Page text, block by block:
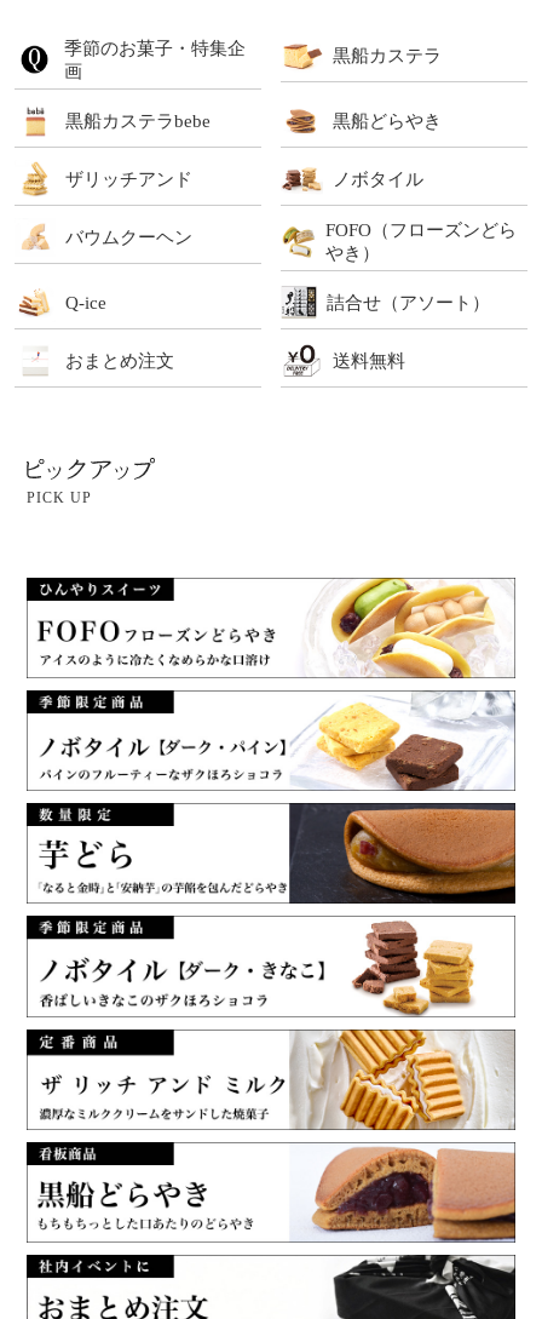
季節のお菓子・特集企
画
黒船カステラ
黒船カステラbebe 黒船どらやき
ザリッチアンド ノボタイル
バウムクーヘン
FOFO（フローズンどら
やき）
Q-ice 詰合せ（アソート）
おまとめ注文 送料無料
PICK UP